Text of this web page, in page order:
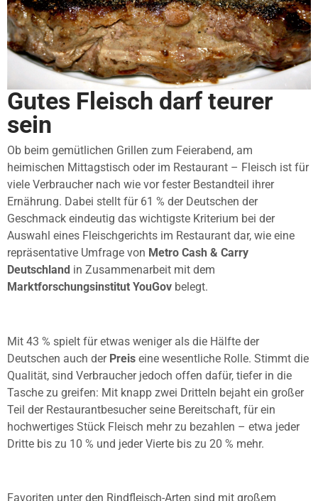
Gutes Fleisch darf teurer
sein
Ob beim gemütlichen Grillen zum Feierabend, am
heimischen Mittagstisch oder im Restaurant – Fleisch ist für
viele Verbraucher nach wie vor fester Bestandteil ihrer
Ernährung. Dabei stellt für 61 % der Deutschen der
Geschmack eindeutig das wichtigste Kriterium bei der
Auswahl eines Fleischgerichts im Restaurant dar, wie eine
repräsentative Umfrage von Metro Cash & Carry
Deutschland in Zusammenarbeit mit dem
Marktforschungsinstitut YouGov belegt.
Mit 43 % spielt für etwas weniger als die Hälfte der
Deutschen auch der Preis eine wesentliche Rolle. Stimmt die
Qualität, sind Verbraucher jedoch offen dafür, tiefer in die
Tasche zu greifen: Mit knapp zwei Dritteln bejaht ein großer
Teil der Restaurantbesucher seine Bereitschaft, für ein
hochwertiges Stück Fleisch mehr zu bezahlen – etwa jeder
Dritte bis zu 10 % und jeder Vierte bis zu 20 % mehr.
Favoriten unter den Rindfleisch-Arten sind mit großem